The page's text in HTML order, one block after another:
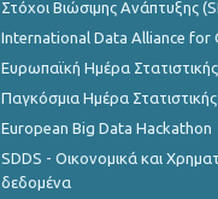
Στόχοι Βιώσιμης Ανάπτυξης
International Data Alliance for
Ευρωπαϊκή Ημέρα Στατιστικής
Παγκόσμια Ημέρα Στατιστικής
European Big Data Hackathon
SDDS - Οικονομικά και
δεδομένα